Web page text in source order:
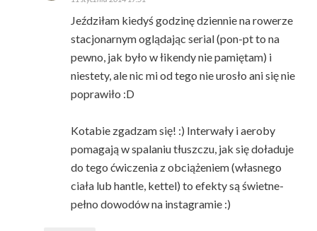
Jeździłam kiedyś godzinę dziennie na rowerze
stacjonarnym oglądając serial (pon-pt to na
pewno, jak było w łikendy nie pamiętam) i
niestety, ale nic mi od tego nie urosło ani się nie
poprawiło :D
Kotabie zgadzam się! :) Interwały i aeroby
pomagają w spalaniu tłuszczu, jak się doładuje
do tego ćwiczenia z obciążeniem (własnego
ciała lub hantle, kettel) to efekty są świetne-
pełno dowodów na instagramie :)